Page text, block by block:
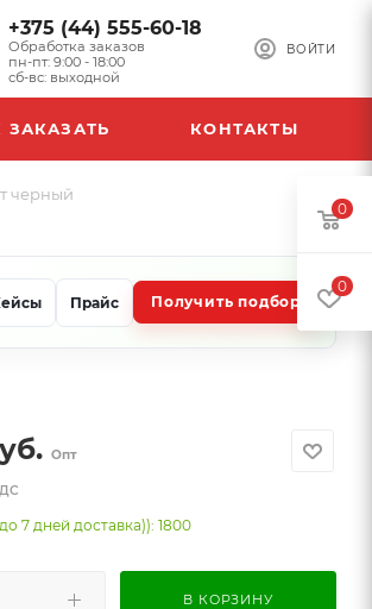
ВОЙТИ
+375 (44) 555-60-18
Обработка заказов
пн-пт: 9:00 - 18:00
сб-вс: выходной
ЗАКАЗАТЬ КОНТАКТЫ
черный
Прайс Получить подбор
Опт
7 дней доставка)): 1800
В КОРЗИНУ
0
0